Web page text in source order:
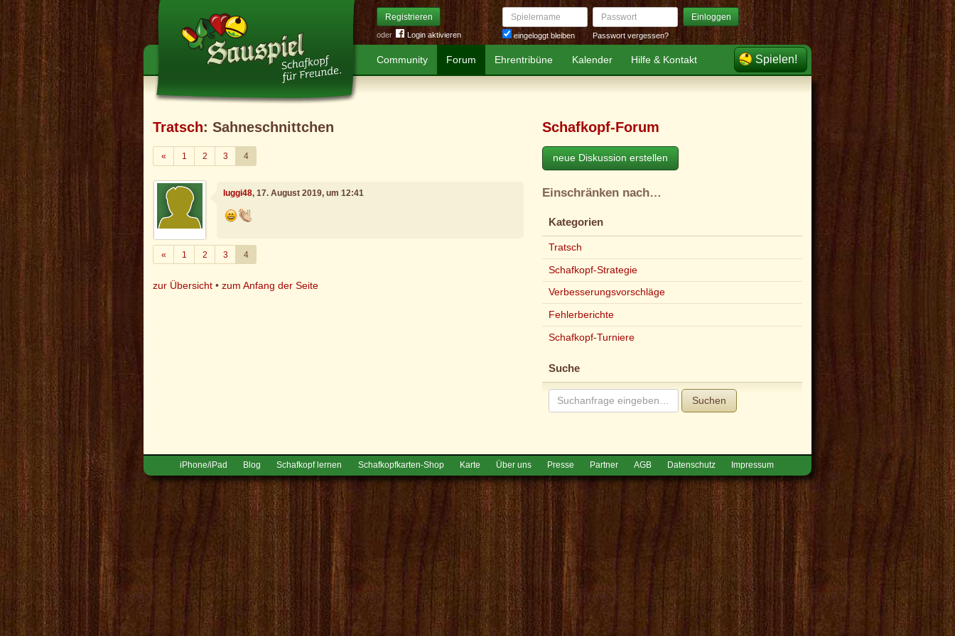
Registrieren
oder Login aktivieren
Spielername
eingeloggt bleiben
Passwort Einloggen
Passwort vergessen?
Community Forum Ehrentribüne Kalender Hilfe & Kontakt Spielen!
Tratsch: Sahneschnittchen
«Zurück
1 2 3 4
luggi48, 17. August 2019, um 12:41
«Zurück
1 2 3 4
zur Übersicht •zum Anfang der Seite
Schafkopf-Forum
neue Diskussion erstellen
Einschränken nach…
Kategorien
Tratsch
Schafkopf-Strategie
Verbesserungsvorschläge
Fehlerberichte
Schafkopf-Turniere
Suche
Suchen
iPhone/iPad Blog Schafkopf lernen Schafkopfkarten-Shop Karte Über uns Presse Partner AGB Datenschutz Impressum